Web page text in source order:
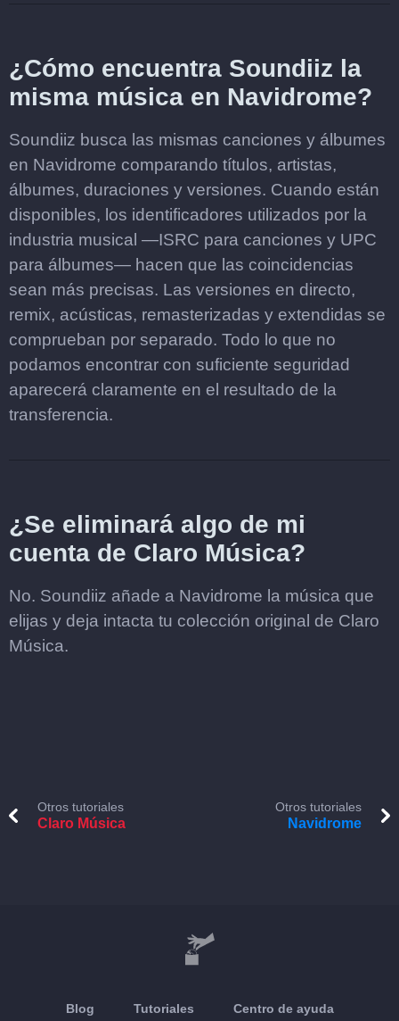
¿Cómo encuentra Soundiiz la
misma música en Navidrome?
Soundiiz busca las mismas canciones y álbumes
en Navidrome comparando títulos, artistas,
álbumes, duraciones y versiones. Cuando están
disponibles, los identificadores utilizados por la
industria musical —ISRC para canciones y UPC
para álbumes— hacen que las coincidencias
sean más precisas. Las versiones en directo,
remix, acústicas, remasterizadas y extendidas se
comprueban por separado. Todo lo que no
podamos encontrar con suficiente seguridad
aparecerá claramente en el resultado de la
transferencia.
¿Se eliminará algo de mi
cuenta de Claro Música?
No. Soundiiz añade a Navidrome la música que
elijas y deja intacta tu colección original de Claro
Música.
Otros tutoriales
Claro Música
Otros tutoriales
Navidrome
Blog Tutoriales Centro de ayuda